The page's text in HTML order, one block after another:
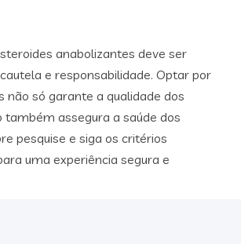
anabolizantes deve ser
e responsabilidade. Optar por
não só garante a qualidade dos
também assegura a saúde dos
pesquise e siga os critérios
uma experiência segura e